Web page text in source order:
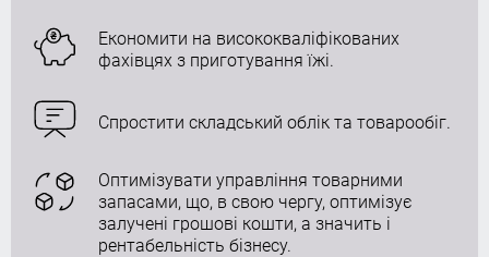
Економити на висококваліфікованих
фахівцях з приготування їжі.
Спростити складський облік та товарообіг.
Оптимізувати управління товарними
запасами, що, в свою чергу, оптимізує
залучені грошові кошти, а значить і
рентабельність бізнесу.